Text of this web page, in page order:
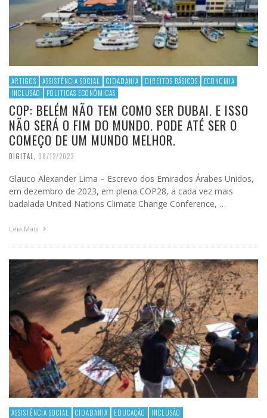
ARTIGOS ASSISTÊNCIA SOCIAL CIDADANIA DIREITOS BÁSICOS
ECONOMIA
INCLUSÃO
POLITICAS ECONÔMICAS
COP: BELÉM NÃO TEM COMO SER DUBAI. E ISSO
NÃO SERÁ O FIM DO MUNDO. PODE ATÉ SER O
COMEÇO DE UM MUNDO MELHOR.
DIGITAL 08/12/2023
Glauco Alexander Lima – Escrevo dos Emirados Árabes Unidos,
em dezembro de 2023, em plena COP28, a cada vez mais
badalada United Nations Climate Change Conference, …
Leia Mais
ASSISTÊNCIA SOCIAL CIDADANIA EDUCAÇÃO INCLUSÃO